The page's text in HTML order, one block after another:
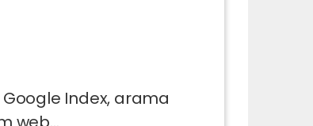
Google Index, arama